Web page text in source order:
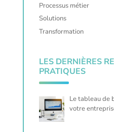
Processus métier
Solutions
Transformation
LES DERNIÈRES
PRATIQUES
Le tableau de
votre